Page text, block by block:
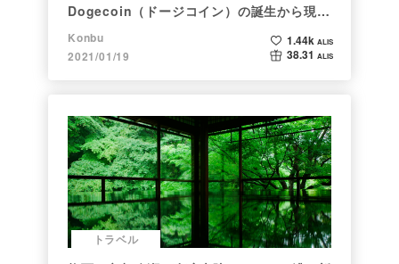
Dogecoin（ドージコイン）の誕生から現在
まで。注目される非証券性🐶
Konbu
2021/01/19
1.44k ALIS
38.31 ALIS
トラベル